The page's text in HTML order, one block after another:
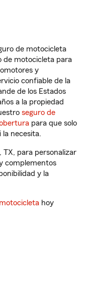
de motocicleta
de motocicleta para
y
confiable de la
de los Estados
a la propiedad
seguro de
para que solo
la necesita.
TX, para personalizar
complementos
y la
hoy